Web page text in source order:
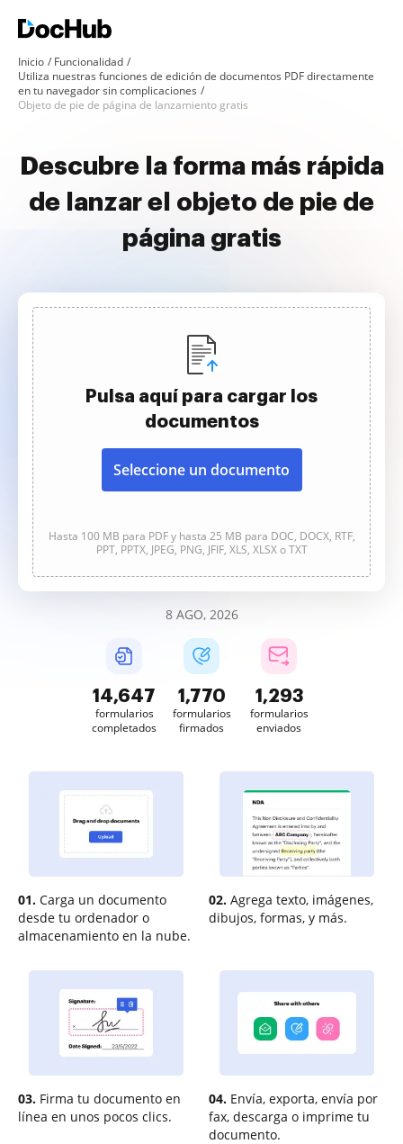
Inicio
Funcionalidad
Utiliza nuestras funciones de edición de documentos PDF directamente
en tu navegador sin complicaciones
Objeto de pie de página de lanzamiento gratis
Descubre la forma más rápida
de lanzar el objeto de pie de
página gratis
Pulsa aquí para cargar los
documentos
Seleccione un documento
Hasta 100 MB para PDF y hasta 25 MB para DOC, DOCX, RTF,
PPT, PPTX, JPEG, PNG, JFIF, XLS, XLSX o TXT
8 AGO, 2026
14,648
formularios
completados
1,770
formularios
firmados
1,293
formularios
enviados
01. Carga un documento
desde tu ordenador o
almacenamiento en la nube.
02. Agrega texto, imágenes,
dibujos, formas, y más.
03. Firma tu documento en
línea en unos pocos clics.
04. Envía, exporta, envía por
fax, descarga o imprime tu
documento.